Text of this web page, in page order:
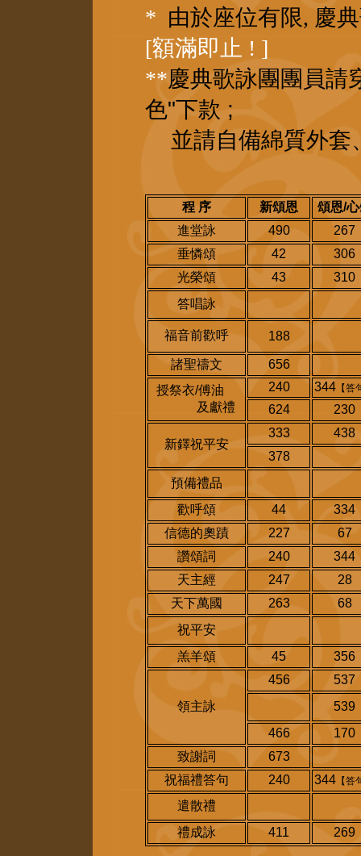
* 由於座位有限, 慶典
[額滿即止 ! ]
**慶典歌詠團團 員請
色"下款 ;
並請自備綿質外套
程 序 新頌恩
頌恩/
進堂詠
490
267
垂憐頌
42
306
光榮頌
43
310
答唱詠
福音前歡呼 188
諸聖禱文
656
授祭衣/傅油
及獻禮
240 344 【答
624 230
新鐸祝平安
333
438
378
預備禮品
歡呼頌
44
334
信德的奧蹟
227
67
讚頌詞
240
344
天主經
247
28
天下萬國
263
68
祝平安
羔羊頌
45 356
領主詠
456
537
539
466
170
致謝詞
673
祝福禮答句
240 344 【答
遣散禮
禮成詠
411 269